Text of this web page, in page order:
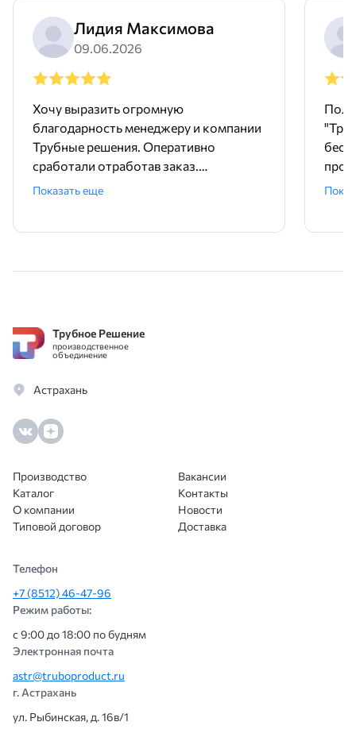
Лидия Максимова
09.06.2026
Хочу выразить огромную
благодарность менеджеру и компании
Трубные решения. Оперативно
сработали отработав заказ.
Доставили точно в срок и без
Показать еще
Трубное Решение
производственное
объединение
Астрахань
Производство
Каталог
О компании
Типовой договор
Вакансии
Контакты
Новости
Доставка
Телефон
+7 (8512) 46-47-96
Режим работы:
с 9:00 до 18:00 по будням
Электронная почта
astr@truboproduct.ru
г. Астрахань
ул. Рыбинская, д. 16в/1